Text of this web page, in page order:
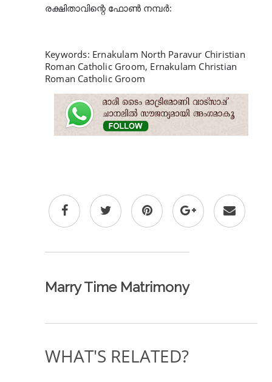
രക്ഷിതാവിന്റെ ഫോൺ നമ്പർ:
Keywords: Ernakulam North Paravur Chiristian
Roman Catholic Groom, Ernakulam Christian
Roman Catholic Groom
Marry Time Matrimony
WHAT'S RELATED?